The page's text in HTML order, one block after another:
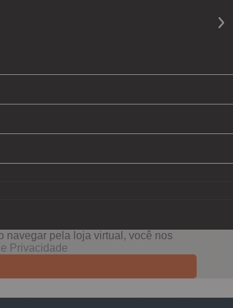
navegar pela loja virtual, você nos
Privacidade